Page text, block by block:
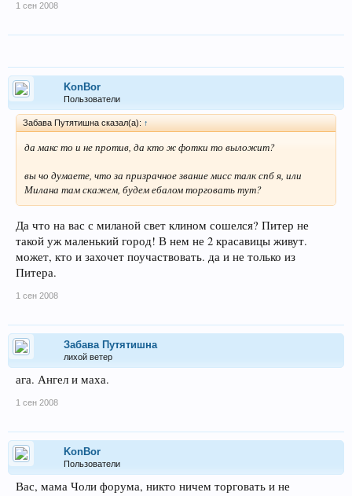
1 сен 2008
KonBor
Пользователи
Забава Путятишна сказал(а): ↑
да макс то и не против, да кто ж фотки то выложит?
вы чо думаете, что за призрачное звание мисс талк спб я, или
Милана там скажем, будем ебалом торговать тут?
Да что на вас с миланой свет клином сошелся? Питер не
такой уж маленький город! В нем не 2 красавицы живут.
может, кто и захочет поучаствовать. да и не только из
Питера.
1 сен 2008
Забава Путятишна
лихой ветер
ага. Ангел и маха.
1 сен 2008
KonBor
Пользователи
Вас, мама Чоли форума, никто ничем торговать и не